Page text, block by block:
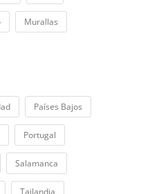
Murallas
Países Bajos
Portugal
Salamanca
Tailandia